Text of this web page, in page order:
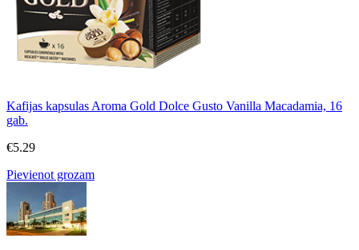
Kafijas kapsulas Aroma Gold Dolce Gusto Vanilla Macadamia, 16
gab.
€5.29
Pievienot grozam